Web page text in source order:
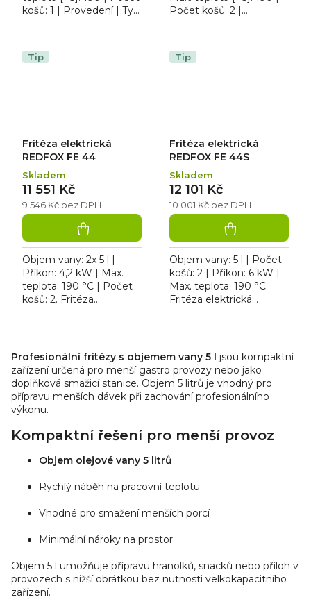
košů: 1 | Provedení | Typ
celonerezové...
Počet košů: 2 |
elektrická dvoukošová
FE 44 E v...
Tip
Fritéza elektrická
REDFOX FE 44
Skladem
9 546 Kč bez DPH
11 551 Kč
Objem vany: 2x 5 l |
Příkon: 4,2 kW | Max.
teplota: 190 °C | Počet
košů: 2. Fritéza
topné spirály,...
Tip
Fritéza elektrická
REDFOX FE 44S
Skladem
10 001 Kč bez DPH
12 101 Kč
Objem vany: 5 l | Počet
košů: 2 | Příkon: 6 kW |
Max. teplota: 190 °C.
Fritéza elektrická
v
l
á
d
í
p
v
y
v
p
i
Profesionální fritézy s objemem vany 5 l jsou kompaktní
zařízení určená pro menší gastro provozy nebo jako
doplňková smažicí stanice. Objem 5 litrů je vhodný pro
přípravu menších dávek při zachování profesionálního
výkonu.
Kompaktní řešení pro menší provoz
Objem olejové vany 5 litrů
Rychlý náběh na pracovní teplotu
Vhodné pro smažení menších porcí
Minimální nároky na prostor
Objem 5 l umožňuje přípravu hranolků, snacků nebo příloh v
provozech s nižší obrátkou bez nutnosti velkokapacitního
zařízení.